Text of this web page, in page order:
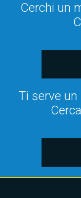
Cerchi un
Ti serve